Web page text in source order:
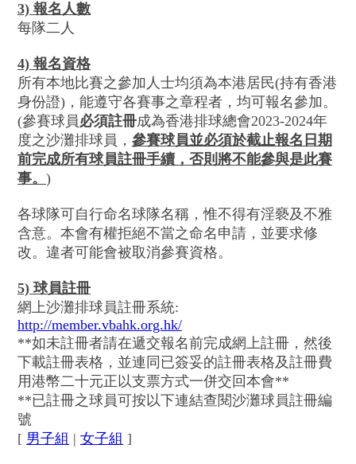
3) 報名人數
每隊二人
4) 報名資格
所有本地比賽之參加人士均須為本港居民(持有香港
身份證)，能遵守各賽事之章程者，均可報名參加。
(參賽球員必須註冊成為香港排球總會2023-2024年
度之沙灘排球員， 參賽球員並必須於截止報名日期
前完成所有球員註冊手續，否則將不能參與是此賽
事。 )
各球隊可自行命名球隊名稱，惟不得有淫褻及不雅
含意。本會有權拒絕不當之命名申請，並要求修
改。違者可能會被取消參賽資格。
5) 球員註冊
網上沙灘排球員註冊系統:
http://member.vbahk.org.hk/
**如未註冊者請在遞交報名前完成網上註冊，然後
下載註冊表格，並連同已簽妥的註冊表格及註冊費
用港幣二十元正以支票方式一併交回本會**
**已註冊之球員可按以下連結查閱沙灘球員註冊編
號
[ 男子組 | 女子組 ]